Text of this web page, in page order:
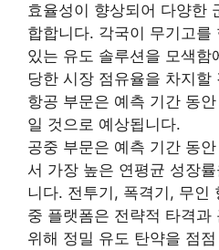
효율성이 향상되어 다양한
합합니다. 각국이 무기고를
있는 유도 솔루션을 모색함
당한 시장 점유율을 차지할
항공 부문은 예측 기간 동
일 것으로 예상됩니다.
공중 부문은 예측 기간 동
서 가장 높은 연평균 성장
니다. 전투기, 폭격기, 무인
중 플랫폼은 전략적 타격과
위해 정밀 유도 탄약을 점